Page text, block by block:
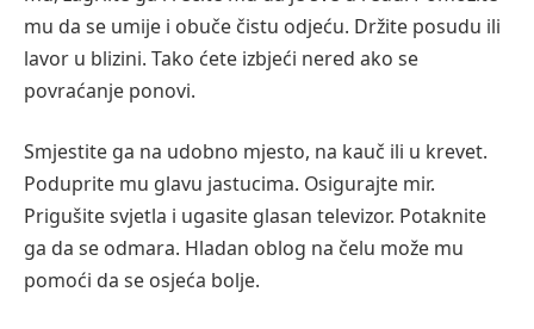
mu da se umije i obuče čistu odjeću. Držite posudu ili
lavor u blizini. Tako ćete izbjeći nered ako se
povraćanje ponovi.
Smjestite ga na udobno mjesto, na kauč ili u krevet.
Poduprite mu glavu jastucima. Osigurajte mir.
Prigušite svjetla i ugasite glasan televizor. Potaknite
ga da se odmara. Hladan oblog na čelu može mu
pomoći da se osjeća bolje.